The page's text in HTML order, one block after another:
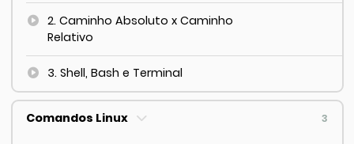
2. Caminho Absoluto x Caminho
Relativo
3. Shell, Bash e Terminal
Comandos Linux 3